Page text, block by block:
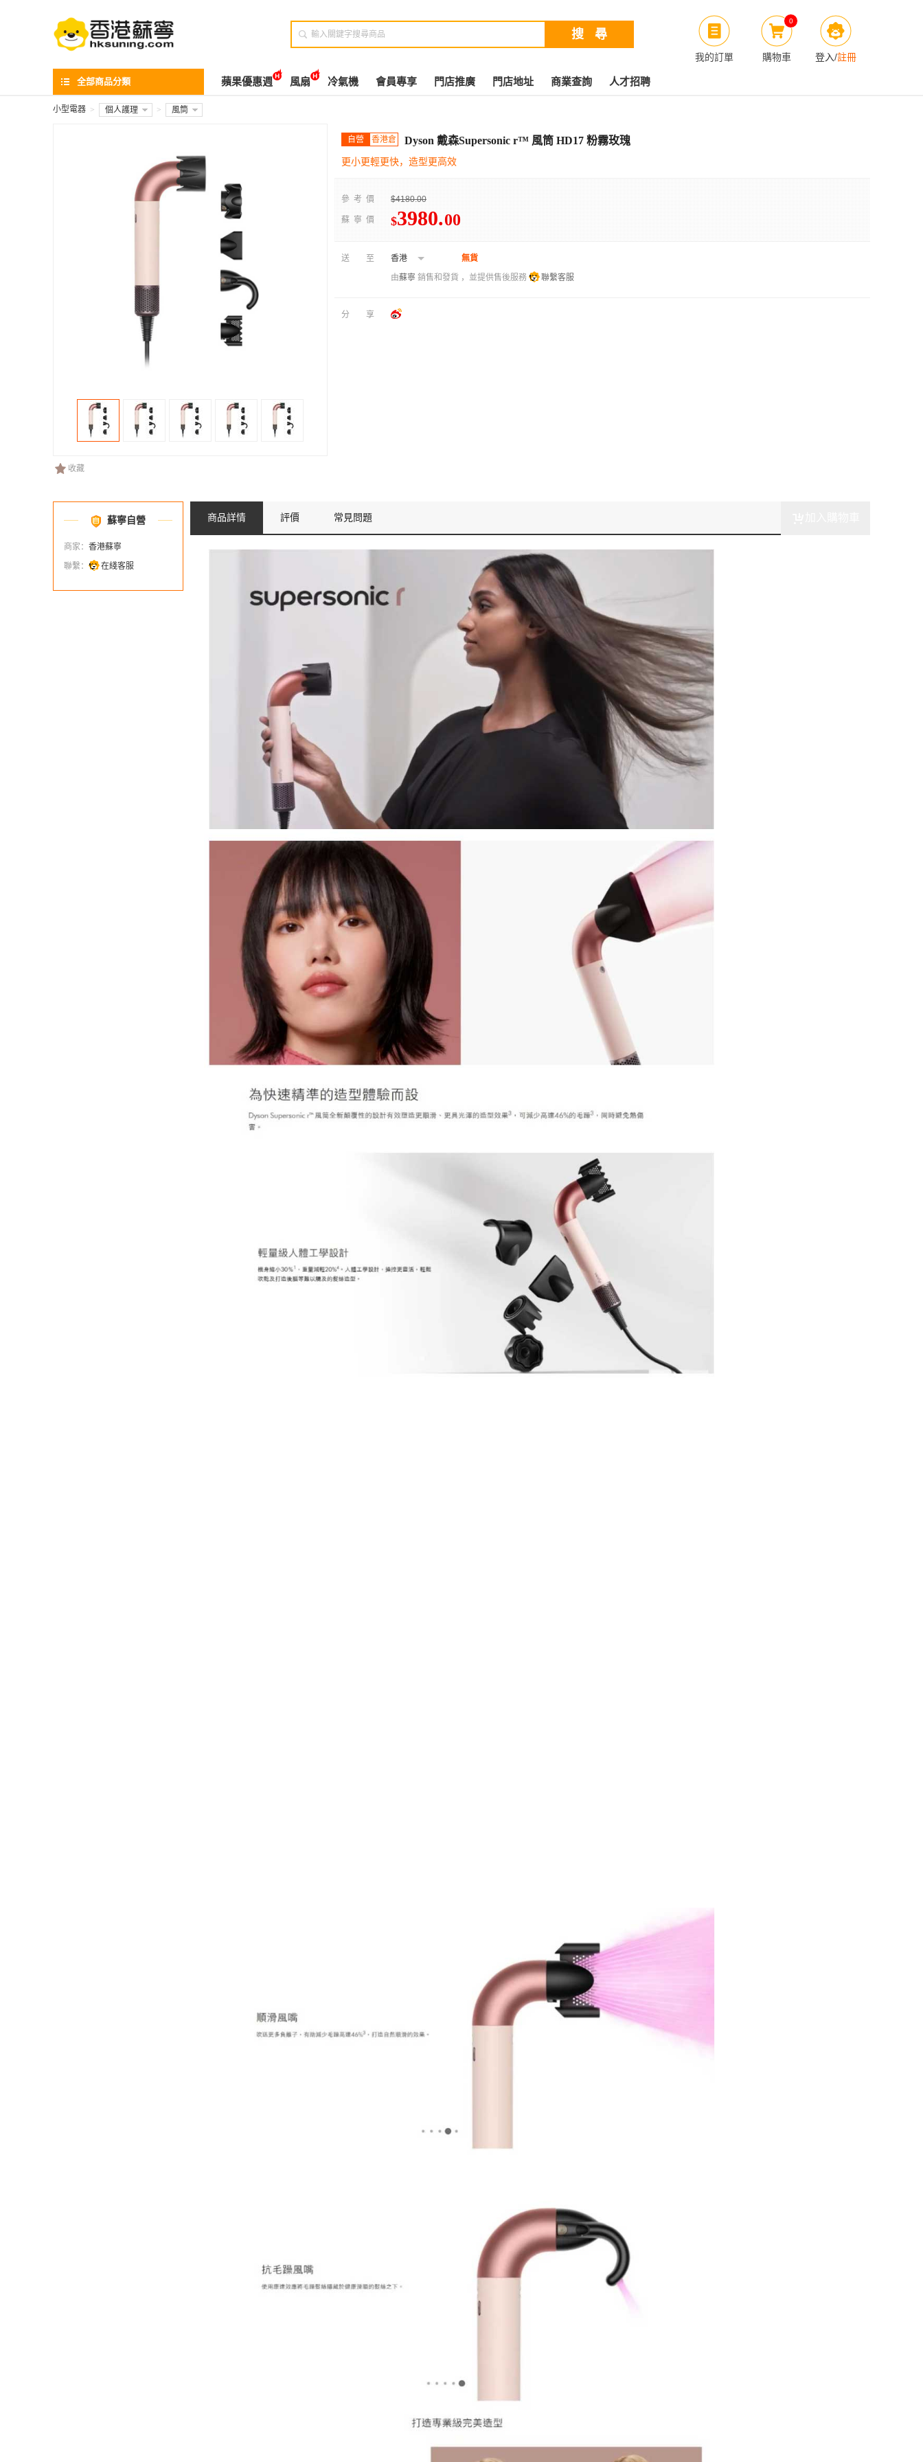
我的訂單
0
購物車 登入/註冊

全部商品分類 蘋果優惠週 風扇 冷氣機 會員專享 門店推廣 門店地址 商業查詢 人才招聘
小型電器 > 個人護理 > 風筒
收藏
自營 香港倉 Dyson 戴森Supersonic r™ 風筒 HD17 粉霧玫瑰
更小更輕更快，造型更高效
參考價 $4180.00
蘇寧價 $3980.00
送至 香港
無貨
由蘇寧 銷售和發貨 ，並提供售後服務 聯繫客服
分享
蘇寧自營
商家： 香港蘇寧
聯繫：
在綫客服
商品詳情 評價 常見問題